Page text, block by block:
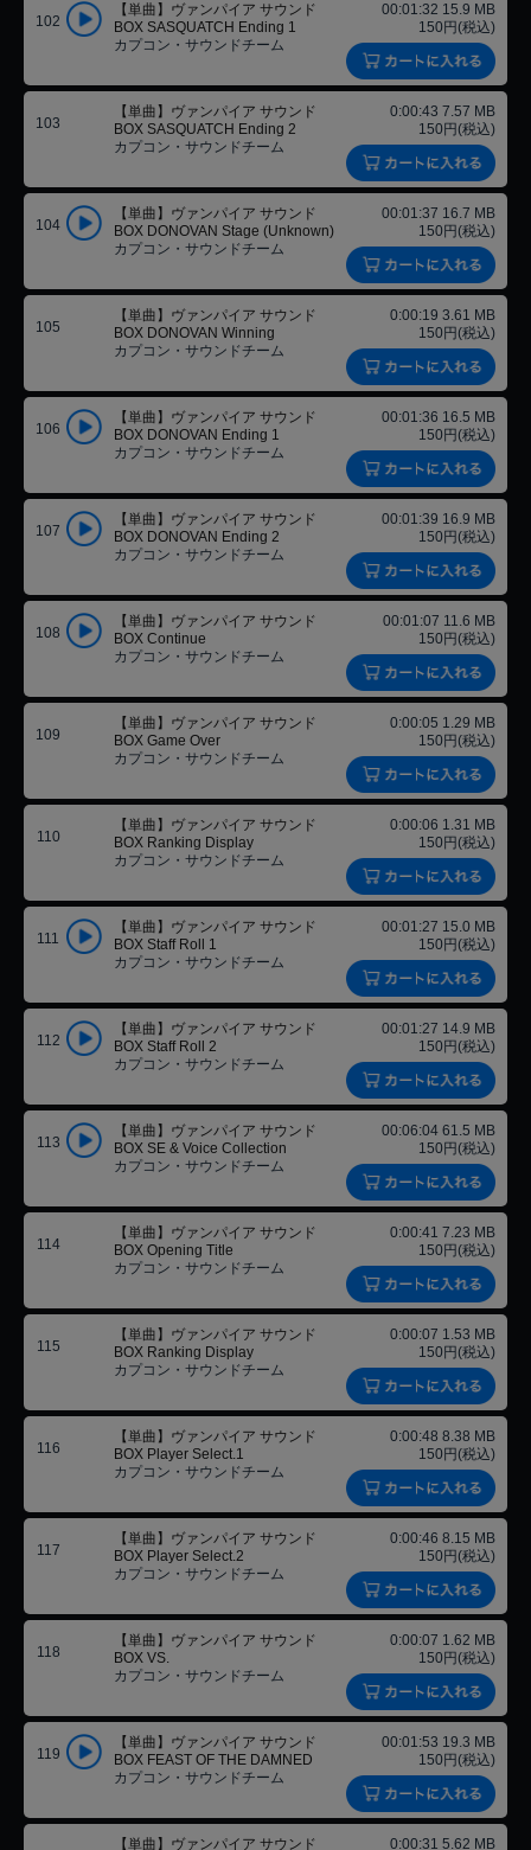
102
【単曲】ヴァンパイア サウンド
BOX SASQUATCH Ending 1
カプコン・サウンドチーム
00:01:32 15.9 MB
150円(税込)
103
【単曲】ヴァンパイア サウンド
BOX SASQUATCH Ending 2
カプコン・サウンドチーム
0:00:43 7.57 MB
150円(税込)
104
【単曲】ヴァンパイア サウンド
BOX DONOVAN Stage (Unknown)
カプコン・サウンドチーム
00:01:37 16.7 MB
150円(税込)
105
【単曲】ヴァンパイア サウンド
BOX DONOVAN Winning
カプコン・サウンドチーム
0:00:19 3.61 MB
150円(税込)
106
【単曲】ヴァンパイア サウンド
BOX DONOVAN Ending 1
カプコン・サウンドチーム
00:01:36 16.5 MB
150円(税込)
107
【単曲】ヴァンパイア サウンド
BOX DONOVAN Ending 2
カプコン・サウンドチーム
00:01:39 16.9 MB
150円(税込)
108
【単曲】ヴァンパイア サウンド
BOX Continue
カプコン・サウンドチーム
00:01:07 11.6 MB
150円(税込)
109
【単曲】ヴァンパイア サウンド
BOX Game Over
カプコン・サウンドチーム
0:00:05 1.29 MB
150円(税込)
110
【単曲】ヴァンパイア サウンド
BOX Ranking Display
カプコン・サウンドチーム
0:00:06 1.31 MB
150円(税込)
111
【単曲】ヴァンパイア サウンド
BOX Staff Roll 1
カプコン・サウンドチーム
00:01:27 15.0 MB
150円(税込)
112
【単曲】ヴァンパイア サウンド
BOX Staff Roll 2
カプコン・サウンドチーム
00:01:27 14.9 MB
150円(税込)
113
【単曲】ヴァンパイア サウンド
BOX SE & Voice Collection
カプコン・サウンドチーム
00:06:04 61.5 MB
150円(税込)
114
【単曲】ヴァンパイア サウンド
BOX Opening Title
カプコン・サウンドチーム
0:00:41 7.23 MB
150円(税込)
115
【単曲】ヴァンパイア サウンド
BOX Ranking Display
カプコン・サウンドチーム
0:00:07 1.53 MB
150円(税込)
116
【単曲】ヴァンパイア サウンド
BOX Player Select.1
カプコン・サウンドチーム
0:00:48 8.38 MB
150円(税込)
117
【単曲】ヴァンパイア サウンド
BOX Player Select.2
カプコン・サウンドチーム
0:00:46 8.15 MB
150円(税込)
118
【単曲】ヴァンパイア サウンド
BOX VS.
カプコン・サウンドチーム
0:00:07 1.62 MB
150円(税込)
119
【単曲】ヴァンパイア サウンド
BOX FEAST OF THE DAMNED
カプコン・サウンドチーム
00:01:53 19.3 MB
150円(税込)
【単曲】ヴァンパイア サウンド 0:00:31 5.62 MB